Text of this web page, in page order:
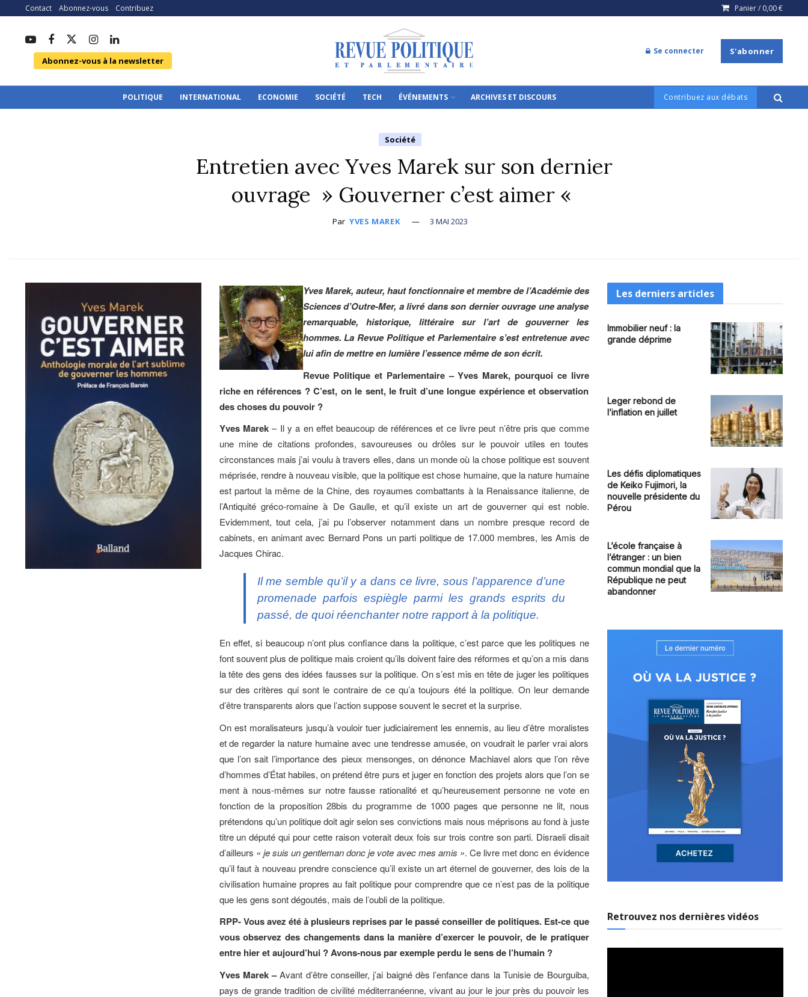
Contact Abonnez-vous Contribuez Panier / 0,00€
Abonnez-vous à la newsletter
Se connecter S'abonner
POLITIQUE INTERNATIONAL ECONOMIE SOCIÉTÉ TECH ÉVÉNEMENTS ARCHIVES ET DISCOURS Contribuez aux débats
Société
Entretien avec Yves Marek sur son dernier
ouvrage » Gouverner c’est aimer «
Par YVES MAREK 3 MAI 2023
Yves Marek, auteur, haut fonctionnaire et membre de l’Académie des
Sciences d’Outre-Mer, a livré dans son dernier ouvrage une analyse
remarquable, historique, littéraire sur l’art de gouverner les
hommes. La Revue Politique et Parlementaire s’est entretenue avec
lui afin de mettre en lumière l’essence même de son écrit.
Revue Politique et Parlementaire – Yves Marek, pourquoi ce livre
riche en références ? C’est, on le sent, le fruit d’une longue expérience et observation
des choses du pouvoir ?
Yves Marek– Il y a en effet beaucoup de références et ce livre peut n’être pris que comme
une mine de citations profondes, savoureuses ou drôles sur le pouvoir utiles en toutes
circonstances mais j’ai voulu à travers elles, dans un monde où la chose politique est souvent
méprisée, rendre à nouveau visible, que la politique est chose humaine, que la nature humaine
est partout la même de la Chine, des royaumes combattants à la Renaissance italienne, de
l’Antiquité gréco-romaine à De Gaulle, et qu’il existe un art de gouverner qui est noble.
Evidemment, tout cela, j’ai pu l’observer notamment dans un nombre presque record de
cabinets, en animant avec Bernard Pons un parti politique de 17.000 membres, les Amis de
Jacques Chirac.
Il me semble qu’il y a dans ce livre, sous l’apparence d’une
promenade parfois espiègle parmi les grands esprits du
passé, de quoi réenchanter notre rapport à la politique.
En effet, si beaucoup n’ont plus confiance dans la politique, c’est parce que les politiques ne
font souvent plus de politique mais croient qu’ils doivent faire des réformes et qu’on a mis dans
la tête des gens des idées fausses sur la politique. On s’est mis en tête de juger les politiques
sur des critères qui sont le contraire de ce qu’a toujours été la politique. On leur demande
d’être transparents alors que l’action suppose souvent le secret et la surprise.
On est moralisateurs jusqu’à vouloir tuer judiciairement les ennemis, au lieu d’être moralistes
et de regarder la nature humaine avec une tendresse amusée, on voudrait le parler vrai alors
que l’on sait l’importance des pieux mensonges, on dénonce Machiavel alors que l’on rêve
d’hommes d’État habiles, on prétend être purs et juger en fonction des projets alors que l’on se
ment à nous-mêmes sur notre fausse rationalité et qu’heureusement personne ne vote en
fonction de la proposition 28bis du programme de 1000 pages que personne ne lit, nous
prétendons qu’un politique doit agir selon ses convictions mais nous méprisons au fond à juste
titre un député qui pour cette raison voterait deux fois sur trois contre son parti. Disraeli disait
d’ailleurs « je suis un gentleman donc je vote avec mes amis ». Ce livre met donc en évidence
qu’il faut à nouveau prendre conscience qu’il existe un art éternel de gouverner, des lois de la
civilisation humaine propres au fait politique pour comprendre que ce n’est pas de la politique
que les gens sont dégoutés, mais de l’oubli de la politique.
RPP- Vous avez été à plusieurs reprises par le passé conseiller de politiques. Est-ce que
vous observez des changements dans la manière d’exercer le pouvoir, de le pratiquer
entre hier et aujourd’hui ? Avons-nous par exemple perdu le sens de l’humain ?
Yves Marek –Avant d’être conseiller, j’ai baigné dès l’enfance dans la Tunisie de Bourguiba,
pays de grande tradition de civilité méditerranéenne, vivant au jour le jour près du pouvoir les
Les derniers articles
Immobilier neuf : la
grande déprime
Leger rebond de
l’inflation en juillet
Les défis diplomatiques
de Keiko Fujimori, la
nouvelle présidente du
Pérou
L’école française à
l’étranger : un bien
commun mondial que la
République ne peut
abandonner
Retrouvez nos dernières vidéos